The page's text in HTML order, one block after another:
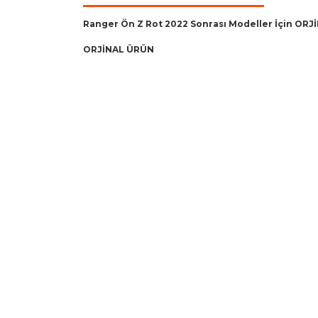
Ranger Ön Z Rot 2022 Sonrası Modeller İçin
ORJİNAL ÜRÜN